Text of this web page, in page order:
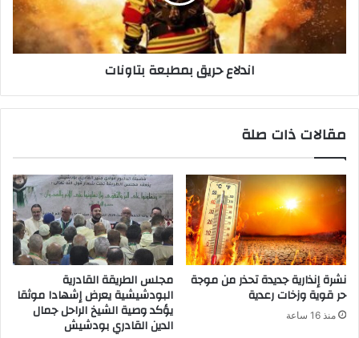
اندلاع حريق بمطبعة بتاونات
مقالات ذات صلة
نشرة إنذارية جديدة تحذر من موجة
حر قوية وزخات رعدية
منذ 16 ساعة
مجلس الطريقة القادرية
البودشيشية يعرض إشهادا موثقا
يؤكد وصية الشيخ الراحل جمال
الدين القادري بودشيش